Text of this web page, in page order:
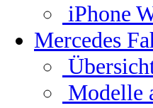
iPhone
Mercedes
Modelle